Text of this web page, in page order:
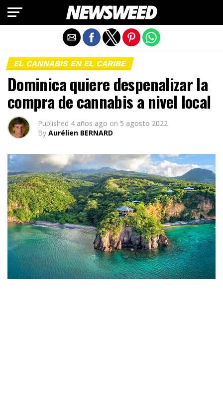
EL CANNABIS EN EL CARIBE
Dominica quiere despenalizar la
compra de cannabis a nivel local
Published 4 años ago on 5 agosto 2022
By Aurélien BERNARD
Salir de la versión móvil